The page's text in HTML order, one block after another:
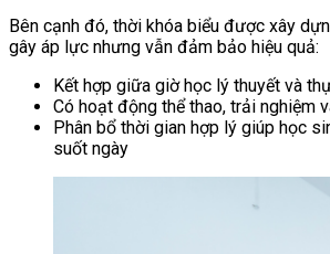
Bên cạnh đó, thời khóa biểu được xây
gây áp lực nhưng vẫn đảm bảo hiệu quả:
Kết hợp giữa giờ học lý thuyết và
Có hoạt động thể thao, trải nghiệm
Phân bổ thời gian hợp lý giúp học
suốt ngày